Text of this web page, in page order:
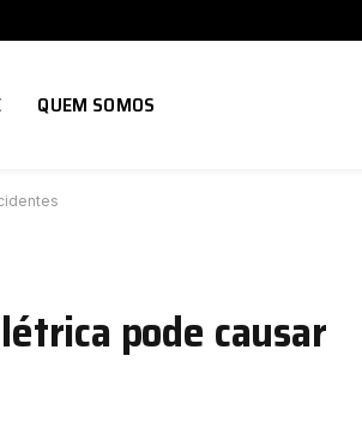
QUEM SOMOS
pode causar